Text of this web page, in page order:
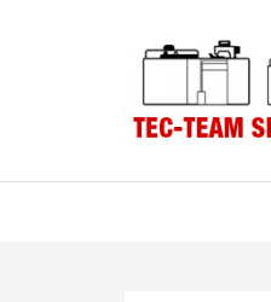
navigation